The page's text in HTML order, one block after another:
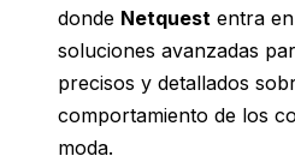
donde Netquest entra
soluciones avanzadas
precisos y detallados
comportamiento de los
moda.